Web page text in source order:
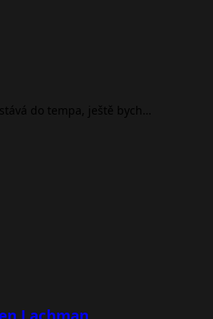
do tempa, ještě bych…